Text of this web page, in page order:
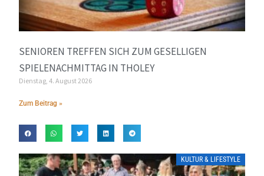
SENIOREN TREFFEN SICH ZUM GESELLIGEN
SPIELENACHMITTAG IN THOLEY
Dienstag, 4. August 2026
Zum Beitrag »
KULTUR & LIFESTYLE